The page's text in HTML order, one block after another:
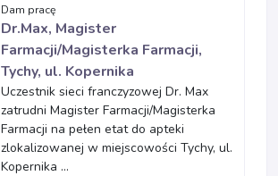
Dam pracę
Dr.Max, Magister
Farmacji/Magisterka Farmacji,
Tychy, ul. Kopernika
Uczestnik sieci franczyzowej Dr. Max
zatrudni Magister Farmacji/Magisterka
Farmacji na pełen etat do apteki
zlokalizowanej w miejscowości Tychy, ul.
Kopernika ...